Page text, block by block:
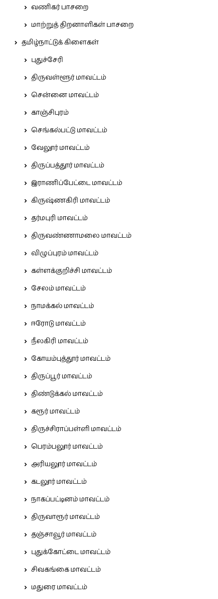
வணிகர் பாசறை
மாற்றுத் திறனாளிகள் பாசறை
தமிழ்நாட்டுக் கிளைகள்
புதுச்சேரி
திருவள்ளூர் மாவட்டம்
சென்னை மாவட்டம்
காஞ்சிபுரம்
செங்கல்பட்டு மாவட்டம்
வேலூர் மாவட்டம்
திருப்பத்தூர் மாவட்டம்
இராணிப்பேட்டை மாவட்டம்
கிருஷ்ணகிரி மாவட்டம்
தர்மபுரி மாவட்டம்
திருவண்ணாமலை மாவட்டம்
விழுப்புரம் மாவட்டம்
கள்ளக்குறிச்சி மாவட்டம்
சேலம் மாவட்டம்
நாமக்கல் மாவட்டம்
ஈரோடு மாவட்டம்
நீலகிரி மாவட்டம்
கோயம்புத்தூர் மாவட்டம்
திருப்பூர் மாவட்டம்
திண்டுக்கல் மாவட்டம்
கரூர் மாவட்டம்
திருச்சிராப்பள்ளி மாவட்டம்
பெரம்பலூர் மாவட்டம்
அரியலூர் மாவட்டம்
கடலூர் மாவட்டம்
நாகப்பட்டினம் மாவட்டம்
திருவாரூர் மாவட்டம்
தஞ்சாவூர் மாவட்டம்
புதுக்கோட்டை மாவட்டம்
சிவகங்கை மாவட்டம்
மதுரை மாவட்டம்